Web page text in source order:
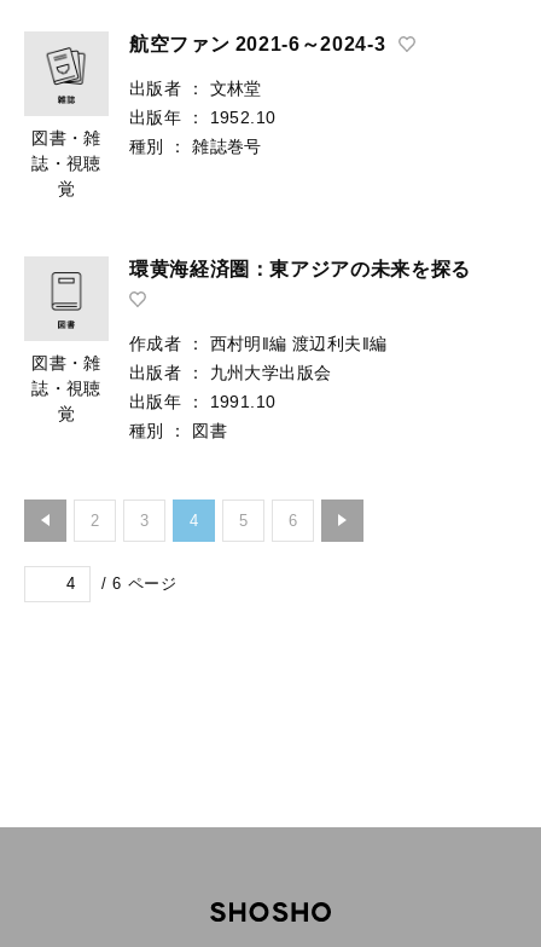
図書・雑
誌・視聴
覚
航空ファン 2021-6～2024-3
出版者 ：
文林堂
出版年
：
1952.10
種別
： 雑誌巻号
図書・雑
誌・視聴
覚
環黄海経済圏：東アジアの未来を探る
作成者 ： 西村明‖編 渡辺利夫‖編
出版者
：
九州大学出版会
出版年
：
1991.10
種別
： 図書
2 3 4 5 6
/ 6 ページ